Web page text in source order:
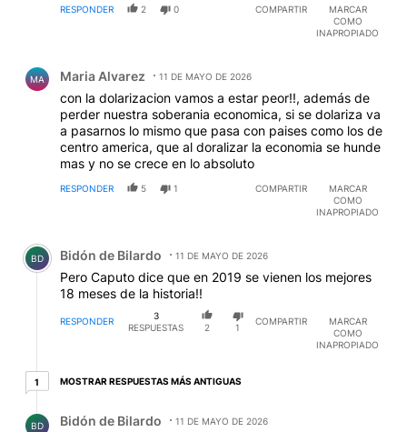
RESPONDER 2 0 COMPARTIR
MARCAR
COMO
INAPROPIADO
MA Maria Alvarez 11 DE MAYO DE 2026
con la dolarizacion vamos a estar peor!!, además de
perder nuestra soberania economica, si se dolariza va
a pasarnos lo mismo que pasa con paises como los de
centro america, que al doralizar la economia se hunde
mas y no se crece en lo absoluto
RESPONDER 5 1 COMPARTIR
MARCAR
COMO
INAPROPIADO
Comentario de Bidón de Bilardo.
BD Bidón de Bilardo 11 DE MAYO DE 2026
Pero Caputo dice que en 2019 se vienen los mejores
18 meses de la historia!!
RESPONDER
3
RESPUESTAS
2 1
COMPARTIR
MARCAR
COMO
INAPROPIADO
11 respuesta más antiguas
MOSTRAR RESPUESTAS MÁS ANTIGUAS
BD Bidón de Bilardo
11 DE MAYO DE 2026